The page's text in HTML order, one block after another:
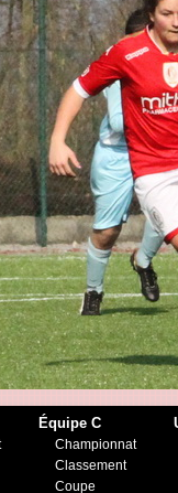
Équipe C
Championnat
Classement
Coupe